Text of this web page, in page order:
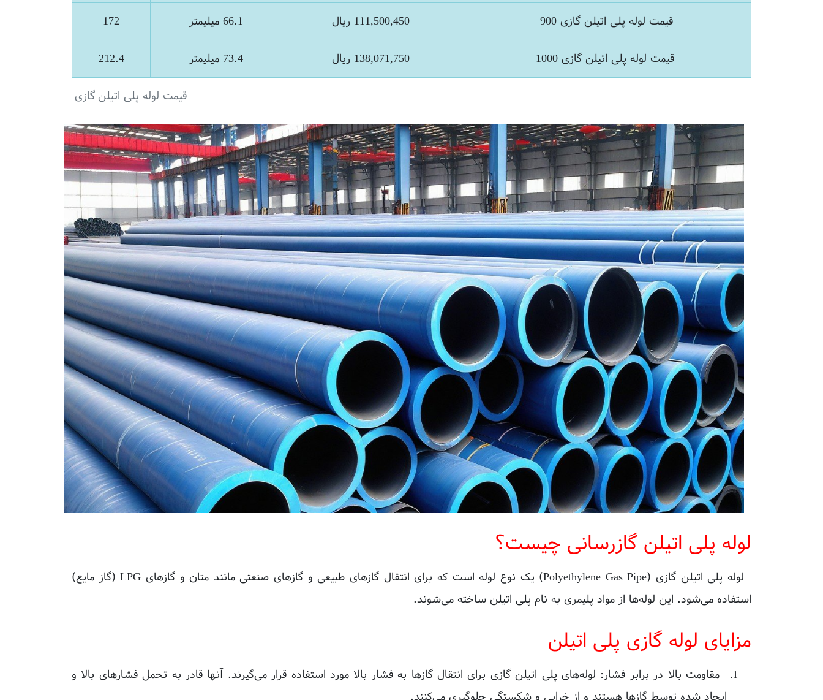
قیمت لوله پلی اتیلن گازی
قیمت لوله پلی اتیلن گازی 900 111,500,450 ريال 66.1 میلیمتر 172
قیمت لوله پلی اتیلن گازی 1000 138,071,750 ريال 73.4 میلیمتر 212.4
لوله پلی اتیلن گازرسانی چیست؟
لوله پلی اتیلن گازی (Polyethylene Gas Pipe) یک نوع لوله است که برای انتقال گازهای طبیعی و گازهای صنعتی مانند متان و گازهای LPG (گاز مایع)
استفاده می‌شود. این لوله‌ها از مواد پلیمری به نام پلی اتیلن ساخته می‌شوند.
مزایای لوله گازی پلی اتیلن
مقاومت بالا در برابر فشار: لوله‌های پلی اتیلن گازی برای انتقال گازها به فشار بالا مورد استفاده قرار می‌گیرند. آنها قادر به تحمل فشارهای بالا و